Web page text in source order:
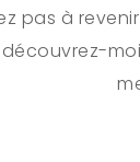
pas à
moi